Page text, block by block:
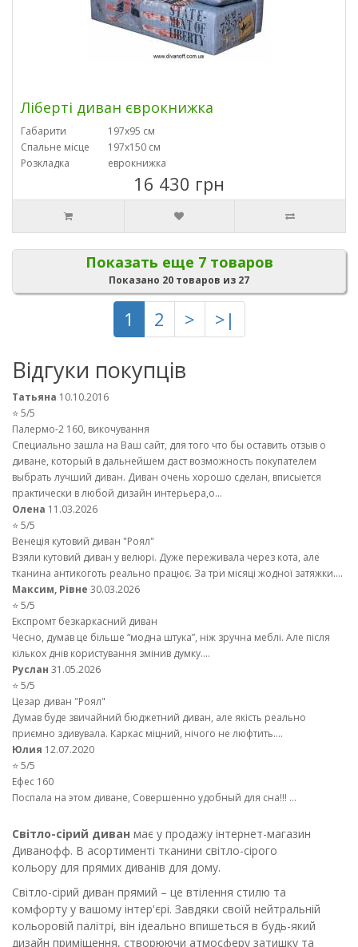
Ліберті диван єврокнижка
Габарити
197х95 см
Спальне місце
197х150 см
Розкладка
еврокнижка
16 430 грн
Показать еще 7 товаров
Показано 20 товаров из 27
1 2 > >|
Відгуки покупців
Татьяна 10.10.2016
⭐ 5/5
Палермо-2 160, викочування
Специально зашла на Ваш сайт, для того что бы оставить отзыв о
диване, который в дальнейшем даст возможность покупателем
выбрать лучший диван. Диван очень хорошо сделан, вписыется
практически в любой дизайн интерьера,о...
Олена 11.03.2026
⭐ 5/5
Венеція кутовий диван "Роял"
Взяли кутовий диван у велюрі. Дуже переживала через кота, але
тканина антикоготь реально працює. За три місяці жодної затяжки....
Максим, Рівне 30.03.2026
⭐ 5/5
Експромт безкаркасний диван
Чесно, думав це більше “модна штука”, ніж зручна меблі. Але після
кількох днів користування змінив думку....
Руслан 31.05.2026
⭐ 5/5
Цезар диван "Роял"
Думав буде звичайний бюджетний диван, але якість реально
приємно здивувала. Каркас міцний, нічого не люфтить....
Юлия 12.07.2020
⭐ 5/5
Ефес 160
Поспала на этом диване, Совершенно удобный для сна!!! ...
Світло-сірий диван має у продажу інтернет-магазин
Диванофф. В асортименті тканини світло-сірого
кольору для прямих диванів для дому.
Світло-сірий диван прямий – це втілення стилю та
комфорту у вашому інтер'єрі. Завдяки своїй нейтральній
кольоровій палітрі, він ідеально впишеться в будь-який
дизайн приміщення, створюючи атмосферу затишку та